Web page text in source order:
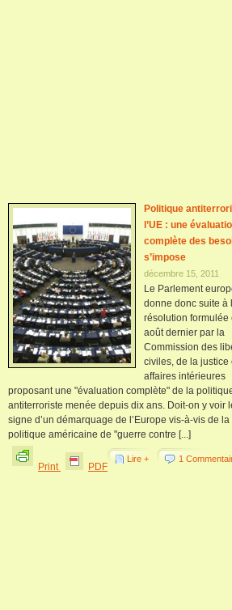
Politique
l’UE : une
complète des
s’impose
décembre 15, 2011
Le Parlement
donne donc suite à
résolution formulée
août dernier par la
Commission des
civiles, de la justice
affaires intérieures
proposant une "évaluation complète" de la
antiterroriste menée depuis dix ans. Doit-on y voir
signe d’un démarquage de l’Europe vis-à-vis de la
politique américaine de "guerre contre [...]
Print PDF
Lire + 1